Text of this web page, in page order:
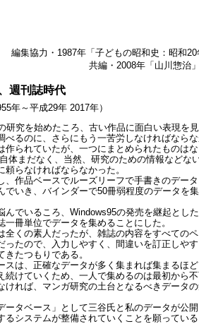
編集協力・1987年「子どもの昭和史：昭和
共編・2008年「山川惣治
週刊誌時代
年～平成29年 2017年）
研究を始めたころ、古い作品に面白い表現を
べるのに、さらにもう一苦労しなければなら
作られていたが、一つにまとめられたものは
体まだなく、当然、研究のための情報などな
頼らなければならなかった。
、作品ベースでルーズリーフで手書きのデー
でいき、バインダーで50冊弱程度のデータを
んでいるころ、Windows95の発売を継起とし
一冊単位でデータを集めることにした。
全くの素人だったが、雑誌の内容をすべての
ったので、入力しやすく、間違いを訂正しや
たつもりである。
スは、正確なデータが多く集まれば集まるほ
続けていくため、一人で集めるのは最初から
ければ、マンガ研究の土台となるべきデータ
ータベース」として三谷氏と私のデータが公
るシステムが整備されていくことを願ってい